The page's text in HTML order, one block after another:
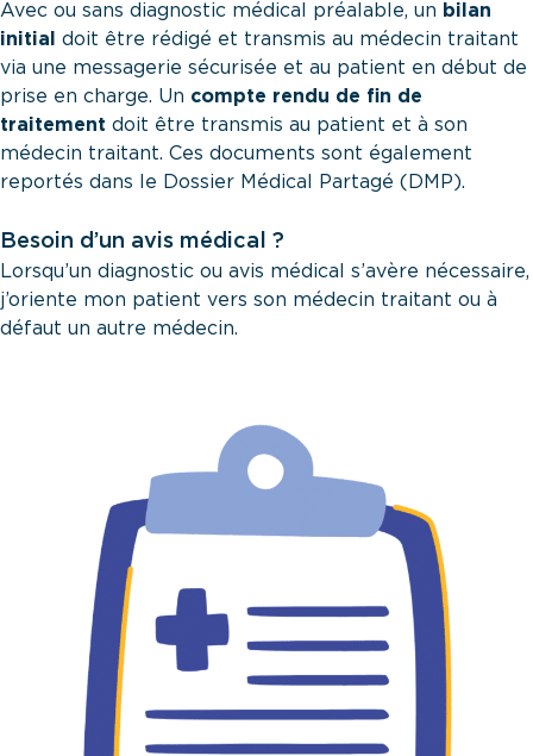
Avec ou sans diagnostic médical préalable, un bilan
initial doit être rédigé et transmis au médecin traitant
via une messagerie sécurisée et au patient en début de
prise en charge. Un compte rendu de fin de
traitement doit être transmis au patient et à son
médecin traitant. Ces documents sont également
reportés dans le Dossier Médical Partagé (DMP).
Besoin d’un avis médical ?
Lorsqu’un diagnostic ou avis médical s’avère nécessaire,
j’oriente mon patient vers son médecin traitant ou à
défaut un autre médecin.